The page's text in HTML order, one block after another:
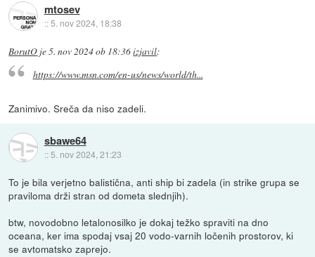
mtosev
::5. nov 2024, 18:38
BorutO je5. nov 2024 ob 18:36izjavil:
https://www.msn.com/en-us/news/world/th...
Zanimivo. Sreča da niso zadeli.
sbawe64
:: 5. nov 2024, 21:23
To je bila verjetno balistična, anti ship bi zadela (in strike grupa se
praviloma drži stran od dometa slednjih).
btw, novodobno letalonosilko je dokaj težko spraviti na dno
oceana, ker ima spodaj vsaj 20 vodo-varnih ločenih prostorov, ki
se avtomatsko zaprejo.